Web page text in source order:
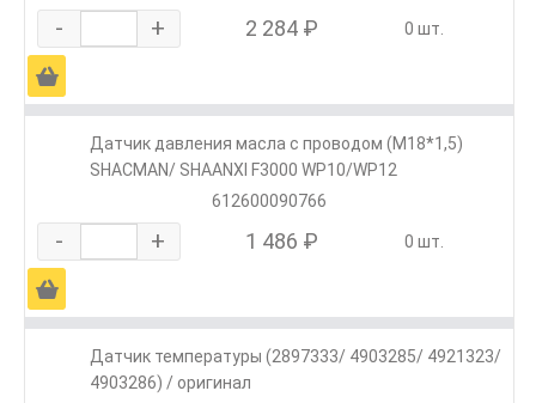
- + 2 284 ₽ 0 шт.
Ä
Датчик давления масла с проводом (М18*1,5)
SHACMAN/ SHAANXI F3000 WP10/WP12
612600090766
- + 1 486 ₽ 0 шт.
Ä
Датчик температуры (2897333/ 4903285/ 4921323/
4903286) / оригинал